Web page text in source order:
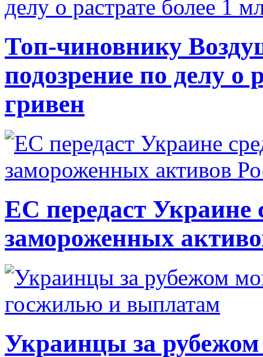
Топ-чиновнику
подозрение по делу о
гривен
ЕС передаст Украине
замороженных
Украинцы за рубежом